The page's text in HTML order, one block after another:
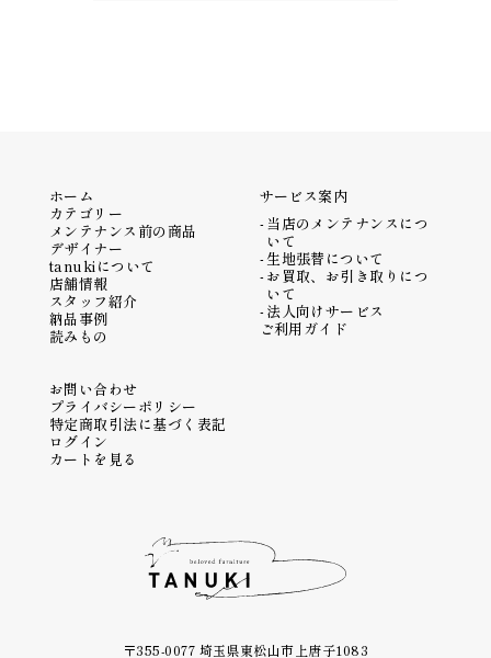
ホーム
カテゴリー
メンテナンス前の商品
デザイナー
tanukiについて
店舗情報
スタッフ紹介
納品事例
読みもの
サービス案内
当店のメンテナンスにつ
いて
生地張替について
お買取、お引き取りにつ
いて
法人向けサービス
ご利用ガイド
お問い合わせ
プライバシーポリシー
特定商取引法に基づく表記
ログイン
カートを見る
〒355-0077 埼玉県東松山市上唐子1083